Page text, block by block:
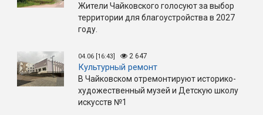
Жители Чайковского голосуют за выбор
территории для благоустройства в 2027
году.
04.06 [16:43] 2 647
Культурный ремонт
В Чайковском отремонтируют историко-
художественный музей и Детскую школу
искусств №1